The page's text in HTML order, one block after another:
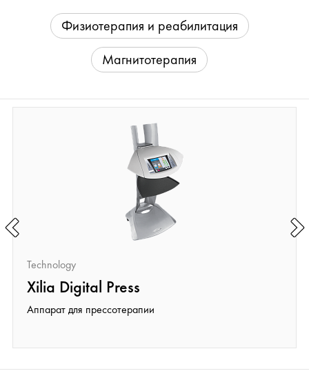
Физиотерапия и реабилитация
Магнитотерапия
Technology
Xilia Digital Press
Аппарат для прессотерапии